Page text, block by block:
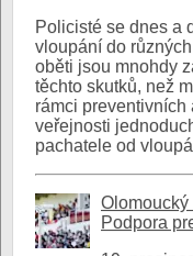
Policisté se dnes a
vloupání do
oběti jsou mnohdy
těchto skutků, než
rámci preventivních
veřejnosti
pachatele od
Podpora